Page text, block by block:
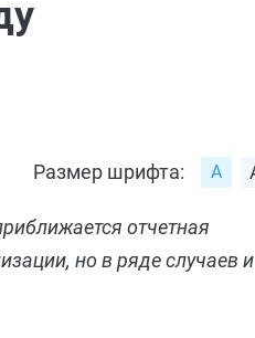
Размер шрифта:
отчетная
но в ряде случаев и